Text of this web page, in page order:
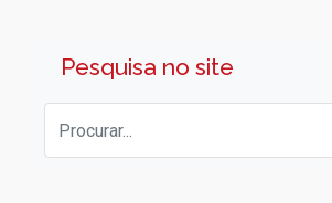
Pesquisa no site